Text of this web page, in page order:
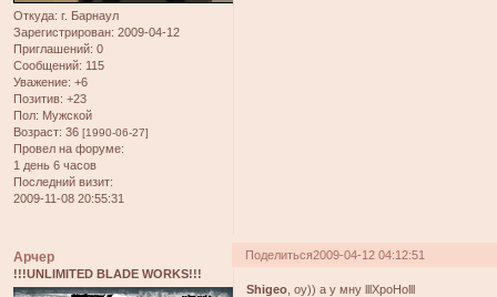
Откуда: г. Барнаул
Зарегистрирован: 2009-04-12
Приглашений: 0
Сообщений: 115
Уважение: +6
Позитив: +23
Пол: Мужской
Возраст: 36 [1990-06-27]
Провел на форуме:
1 день 6 часов
Последний визит:
2009-11-08 20:55:31
Поделиться2009-04-12 04:12:51
Арчер
!!!UNLIMITED BLADE WORKS!!!
Shigeo , оу)) а у мну lllXpoHolll